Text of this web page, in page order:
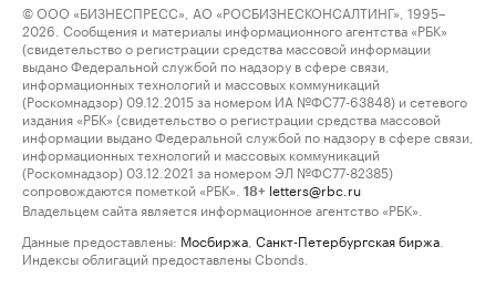
© ООО «БИЗНЕСПРЕСС», АО «РОСБИЗНЕСКОНСАЛТИНГ», 1995–
2026. Сообщения и материалы информационного агентства «РБК»
(свидетельство о регистрации средства массовой информации
выдано Федеральной службой по надзору в сфере связи,
информационных технологий и массовых коммуникаций
(Роскомнадзор) 09.12.2015 за номером ИА №ФС77-63848) и сетевого
издания «РБК» (свидетельство о регистрации средства массовой
информации выдано Федеральной службой по надзору в сфере связи,
информационных технологий и массовых коммуникаций
(Роскомнадзор) 03.12.2021 за номером ЭЛ №ФС77-82385)
сопровождаются пометкой «РБК».
18+ letters@rbc.ru
Владельцем сайта является информационное агентство «РБК».
Данные предоставлены: Мосбиржа Санкт-Петербургская биржа
Индексы облигаций предоставлены Cbonds.